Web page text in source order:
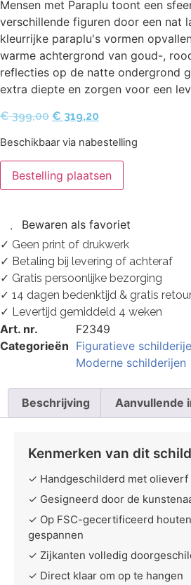
Mensen met Paraplu toont een
verschillende figuren door een nat
kleurrijke paraplu's vormen
warme achtergrond van goud-,
reflecties op de natte ondergrond
extra diepte en zorgen voor een
€399,00 € 319,20
Beschikbaar via nabestelling
Bestelling plaatsen
Bewaren als favoriet
✓ Geen print of drukwerk
✓ Betaling bij levering of achteraf
✓ Gratis persoonlijke bezorging
✓ 14 dagen bedenktijd & gratis
✓ Levertijd gemiddeld 4 weken
Art. nr.
F2349
Categorieën Figuratieve
Moderne schilderijen
Beschrijving Aanvullende
Kenmerken van dit
✓ Handgeschilderd met olieverf
✓ Gesigneerd door de
✓ Op FSC-gecertificeerd
gespannen
✓ Zijkanten volledig
✓ Direct klaar om op te hangen